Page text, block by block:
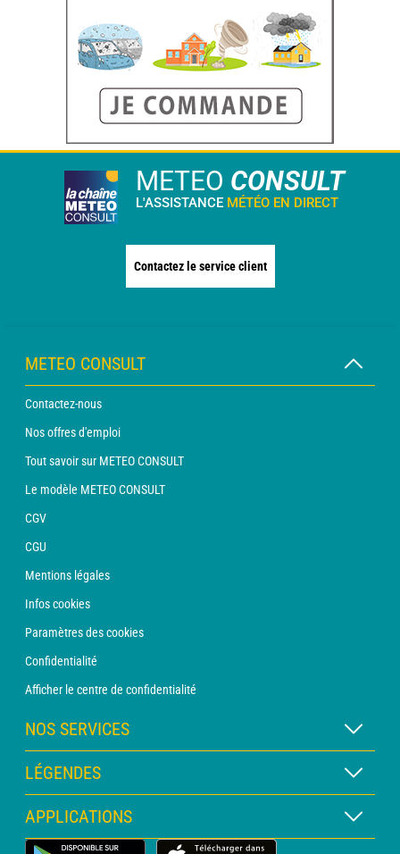
METEO CONSULT
L'ASSISTANCE MÉTÉO EN DIRECT
Contactez le service client
METEO CONSULT
Contactez-nous
Nos offres d'emploi
Tout savoir sur METEO CONSULT
Le modèle METEO CONSULT
CGV
CGU
Mentions légales
Infos cookies
Paramètres des cookies
Confidentialité
Afficher le centre de confidentialité
NOS SERVICES
Abonnement METEO Xpert
Abonnement METEO PRO
Consultation avec un prévisionniste
LÉGENDES
Légende des cartes
Légende des pictogrammes
APPLICATIONS